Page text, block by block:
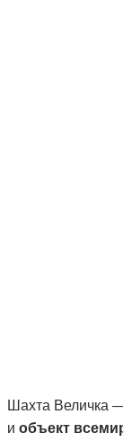
Шахта Величка
и объект